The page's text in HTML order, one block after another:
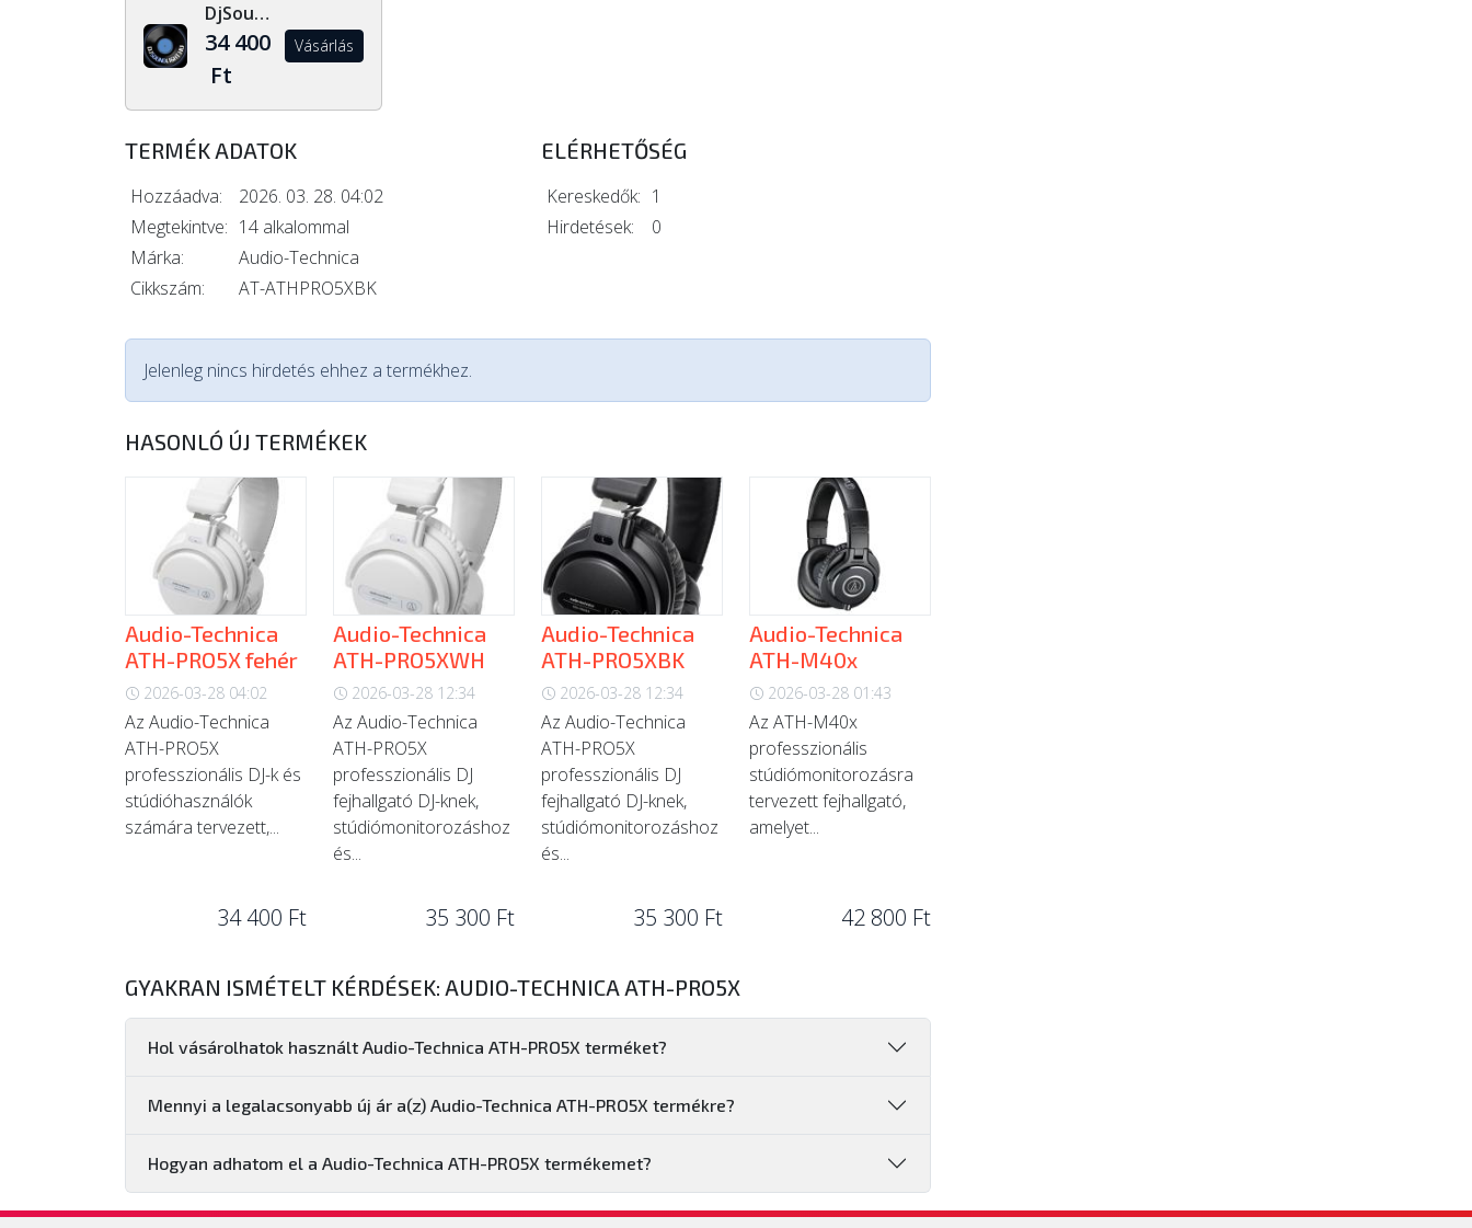
DjSoundLight.hu
34 400
Ft
Vásárlás
TERMÉK ADATOK
Hozzáadva:
2026. 03. 28. 04:02
Megtekintve: 14 alkalommal
Márka:
Audio-Technica
Cikkszám:
AT-ATHPRO5XBK
ELÉRHETŐSÉG
Kereskedők: 1
Hirdetések:
0
Jelenleg nincs hirdetés ehhez a termékhez.
HASONLÓ ÚJ TERMÉKEK
Audio-Technica
ATH-PRO5X fehér
2026-03-28 04:02
Az Audio-Technica
ATH-PRO5X
professzionális DJ-k és
stúdióhasználók
számára tervezett,...
34 400 Ft
Audio-Technica
ATH-PRO5XWH
2026-03-28 12:34
Az Audio-Technica
ATH-PRO5X
professzionális DJ
fejhallgató DJ-knek,
stúdiómonitorozáshoz
és...
35 300 Ft
Audio-Technica
ATH-PRO5XBK
2026-03-28 12:34
Az Audio-Technica
ATH-PRO5X
professzionális DJ
fejhallgató DJ-knek,
stúdiómonitorozáshoz
és...
35 300 Ft
Audio-Technica
ATH-M40x
2026-03-28 01:43
Az ATH-M40x
professzionális
stúdiómonitorozásra
tervezett fejhallgató,
amelyet...
42 800 Ft
GYAKRAN ISMÉTELT KÉRDÉSEK: AUDIO-TECHNICA ATH-PRO5X
Hol vásárolhatok használt Audio-Technica ATH-PRO5X terméket?
Mennyi a legalacsonyabb új ár a(z) Audio-Technica ATH-PRO5X termékre?
Hogyan adhatom el a Audio-Technica ATH-PRO5X termékemet?